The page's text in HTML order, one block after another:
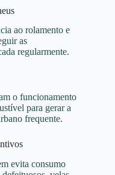
ao rolamento e
as
regularmente.
o funcionamento
para gerar a
frequente.
evita consumo